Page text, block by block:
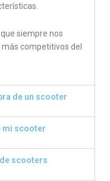
siempre nos
competitivos del
de un scooter
mi scooter
scooters